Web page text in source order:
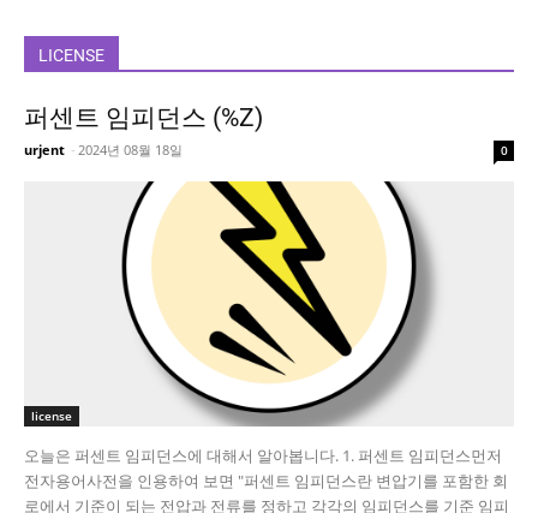
LICENSE
퍼센트 임피던스 (%Z)
urjent - 2024년 08월 18일 0
license
오늘은 퍼센트 임피던스에 대해서 알아봅니다. 1. 퍼센트 임피던스​ 먼저
전자용어사전을 인용하여 보면 "퍼센트 임피던스란 변압기를 포함한 회
로에서 기준이 되는 전압과 전류를 정하고 각각의 임피던스를 기준 임피